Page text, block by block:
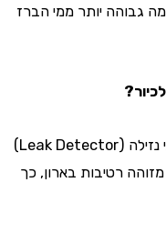
יותר ממי הברז
רוב המערכות האיכותיות מגיעות עם חיישני נזילה (Leak Detector)
רטיבות בארון, כך